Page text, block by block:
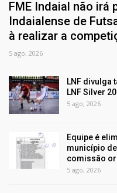
FME Indaial não irá
Indaialense de
à realizar a
5 ago, 2026
LNF divulga
LNF Silver
5 ago, 2026
Equipe é
município de
comissão
5 ago, 2026